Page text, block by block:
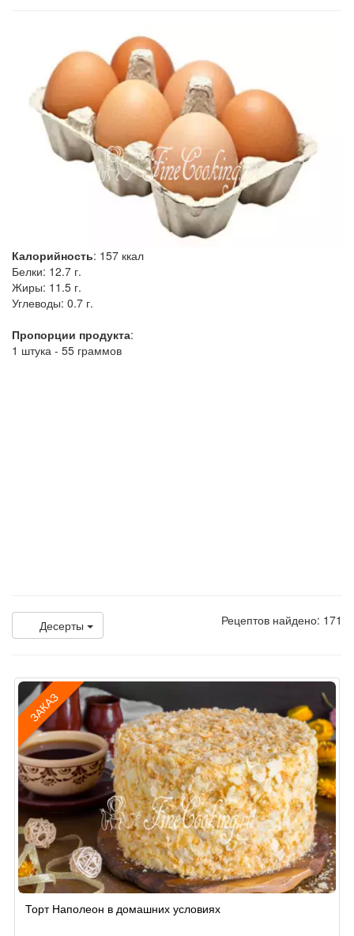
Калорийность: 157 ккал
Белки: 12.7 г.
Жиры: 11.5 г.
Углеводы: 0.7 г.
Пропорции продукта:
1 штука - 55 граммов
Десерты Рецептов найдено: 171
ЗАКАЗ
по
Торт Наполеон в домашних условиях